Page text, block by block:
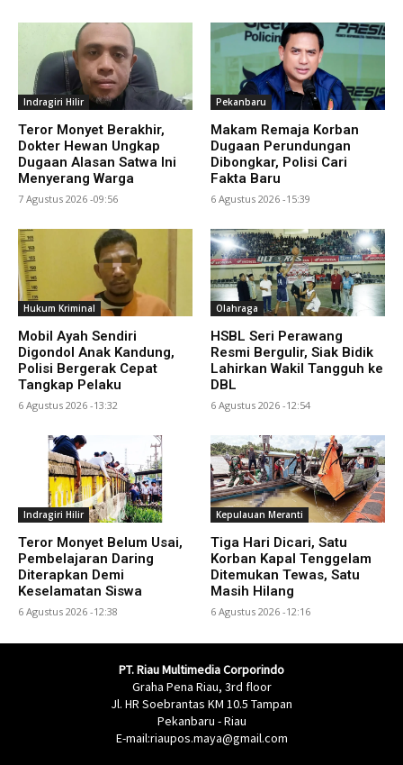
Indragiri Hilir
Teror Monyet Berakhir,
Dokter Hewan Ungkap
Dugaan Alasan Satwa Ini
Menyerang Warga
7 Agustus 2026 -09:56
Pekanbaru
Makam Remaja Korban
Dugaan Perundungan
Dibongkar, Polisi Cari
Fakta Baru
6 Agustus 2026 -15:39
Hukum Kriminal
Mobil Ayah Sendiri
Digondol Anak Kandung,
Polisi Bergerak Cepat
Tangkap Pelaku
6 Agustus 2026 -13:32
Olahraga
HSBL Seri Perawang
Resmi Bergulir, Siak Bidik
Lahirkan Wakil Tangguh ke
DBL
6 Agustus 2026 -12:54
Indragiri Hilir
Teror Monyet Belum Usai,
Pembelajaran Daring
Diterapkan Demi
Keselamatan Siswa
6 Agustus 2026 -12:38
Kepulauan Meranti
Tiga Hari Dicari, Satu
Korban Kapal Tenggelam
Ditemukan Tewas, Satu
Masih Hilang
6 Agustus 2026 -12:16
PT. Riau Multimedia Corporindo
Graha Pena Riau, 3rd floor
Jl. HR Soebrantas KM 10.5 Tampan
Pekanbaru - Riau
E-mail:riaupos.maya@gmail.com